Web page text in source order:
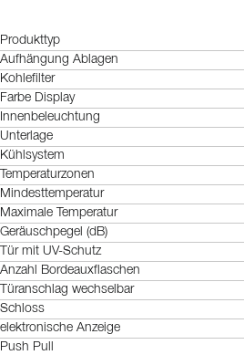
Produkttyp
Aufhängung Ablagen
Kohlefilter
Farbe Display
Innenbeleuchtung
Unterlage
Kühlsystem
Temperaturzonen
Mindesttemperatur
Maximale Temperatur
Geräuschpegel (dB)
Tür mit UV-Schutz
Anzahl Bordeauxflaschen
Türanschlag wechselbar
Schloss
elektronische Anzeige
Push Pull